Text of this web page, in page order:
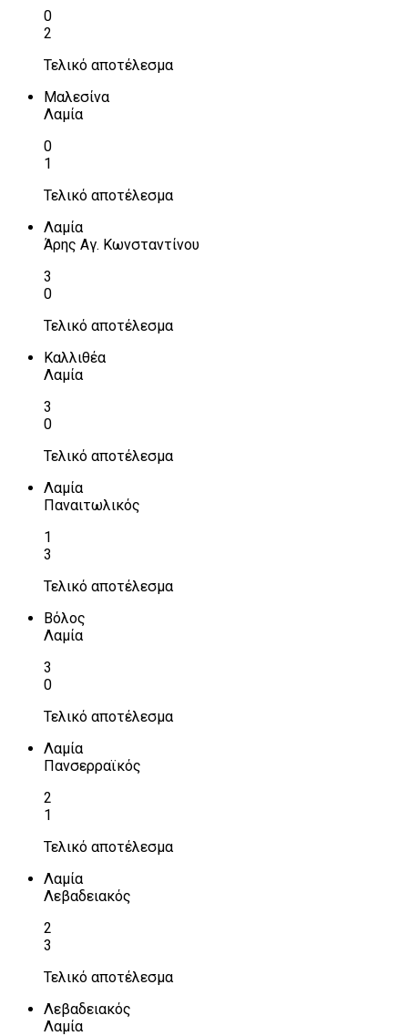
0
2
Τελικό αποτέλεσμα
Μαλεσίνα
Λαμία
0
1
Τελικό αποτέλεσμα
Λαμία
Άρης Αγ. Κωνσταντίνου
3
0
Τελικό αποτέλεσμα
Καλλιθέα
Λαμία
3
0
Τελικό αποτέλεσμα
Λαμία
Παναιτωλικός
1
3
Τελικό αποτέλεσμα
Βόλος
Λαμία
3
0
Τελικό αποτέλεσμα
Λαμία
Πανσερραϊκός
2
1
Τελικό αποτέλεσμα
Λαμία
Λεβαδειακός
2
3
Τελικό αποτέλεσμα
Λεβαδειακός
Λαμία